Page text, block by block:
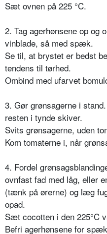
Sæt ovnen på 225 °C.
2. Tag agerhønsene op og
vinblade, så med spæk.
Se til, at brystet er bedst
tendens til tørhed.
Ombind med ufarvet
3. Gør grønsagerne i
resten i tynde skiver.
Svits grønsagerne, uden
Kom tomaterne i, når
4. Fordel
ovnfast fad med låg, eller
(tænk på ørerne) og læg
opad.
Sæt cocotten i den 225°C
Befri agerhønsene for